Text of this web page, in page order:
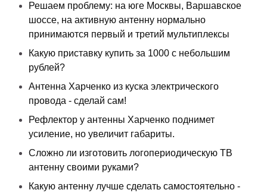
Решаем проблему: на юге Москвы, Варшавское
шоссе, на активную антенну нормально
принимаются первый и третий мультиплексы
Какую приставку купить за 1000 с небольшим
рублей?
Антенна Харченко из куска электрического
провода - сделай сам!
Рефлектор у антенны Харченко поднимет
усиление, но увеличит габариты.
Сложно ли изготовить логопериодическую ТВ
антенну своими руками?
Какую антенну лучше сделать самостоятельно -